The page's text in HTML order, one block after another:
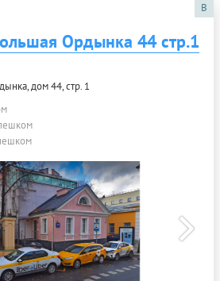
B
Ордынка 44 стр.1
дом 44, стр. 1